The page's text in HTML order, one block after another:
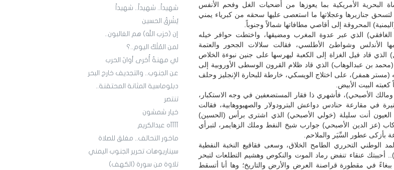
شهيداً.. شهيداً.. شهيداً
يُشْرِقُ الحسين
إن (حزب الله) هم الغالبون..
لمن المُلْكُ اليوم..؟
لي مهنةٌ أُخرى أوانَ الحرب
عن الجنوب.. والتجديف خارج البحر
دبلوماسية المثانة المحتقنة..
تنتصر
خيار شمشون
آآآآه عبدالكريم
ماخور التحالف.. مغلق للصلاة
سيناريوهات تحرير الجنوب اليمني
تلاوة من سورة (الكهف)
البحرية الأمريكية بما يعوزها من أضحيات الغل وفحم الأنفس
لتسحق جنازيرها وعجلاتها ما استعصى عليها سحقه من كبرياء يمني
المحروقة إلى أقاصي مطافاتها شمالاً وجنوباً.
الذي عبر عدوة المغرب ومضيقها، واختطت حوافر خيله
الأندلس وشواطئ الأطلسي، فقالت سلالات الجحور والعتمة
قاد فيل الغزاة إلى الكعبة ليهرسها على جنين نبوءة الخلاص
بن عبدالوهاب) الذي قاد ظلام القرون الوسطى الأوروبية إلى
(مستر همفر)، على اختلاج الويسكي، خارطة للبحارة الإنجليز وحلف
البيت الأبيض.
الأصبحي)، فأشهري ذا فقار المستضعفين في وجه الاستكبار،
في مقارعة حنادس دواعش البترودولار والصهيووهابية، فقالت
العيون أنت سليلة (خولي الأصبحي) الذي اشترى برأس (الحسين)
(عز الدين الأصبحي) جوارب شيخ النفط وملك الزهايمر، لتبرأي
بأزكى عطور السِّيَر والملاحم.
الوطني التحرري الطامح الخلاق، وسعى فقاقيع النخبة النفطية
أحببتك عنقاء تنفض رماد الموت والنكوص وهشيم التطلعات لتبحر
في مقطورة قراصنة العرض والأرض والتاريخ؛ وها أنا أتسقط